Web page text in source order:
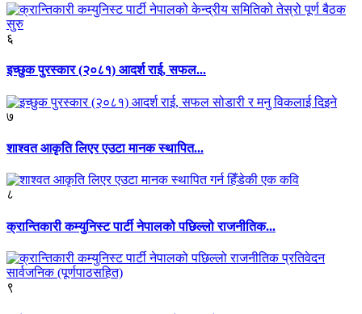
६
इच्छुक पुरस्कार (२०८१) आदर्श राई, सफल...
७
शाश्वत आकृति लिएर एउटा मानक स्थापित...
८
क्रान्तिकारी कम्युनिस्ट पार्टी नेपालको पछिल्लो राजनीतिक...
९